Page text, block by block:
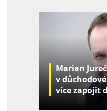
Marian
v
více zapojit